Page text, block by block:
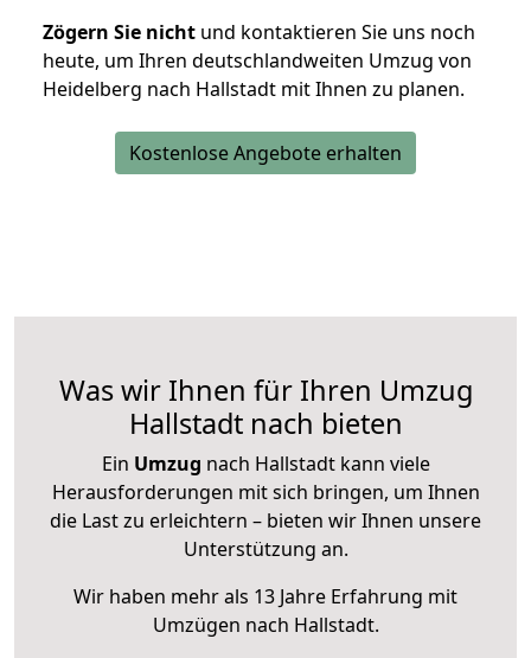
Zögern Sie nicht und kontaktieren Sie uns noch
heute, um Ihren deutschlandweiten Umzug von
Heidelberg nach Hallstadt mit Ihnen zu planen.
Kostenlose Angebote erhalten
Was wir Ihnen für Ihren Umzug
Hallstadt nach bieten
Ein Umzug nach Hallstadt kann viele
Herausforderungen mit sich bringen, um Ihnen
die Last zu erleichtern – bieten wir Ihnen unsere
Unterstützung an.
Wir haben mehr als 13 Jahre Erfahrung mit
Umzügen nach Hallstadt.